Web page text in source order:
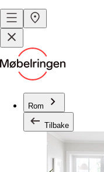
Rom
Tilbake